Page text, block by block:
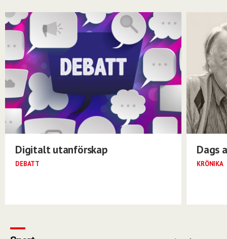
Digitalt utanförskap
DEBATT
Dags
KRÖNIKA